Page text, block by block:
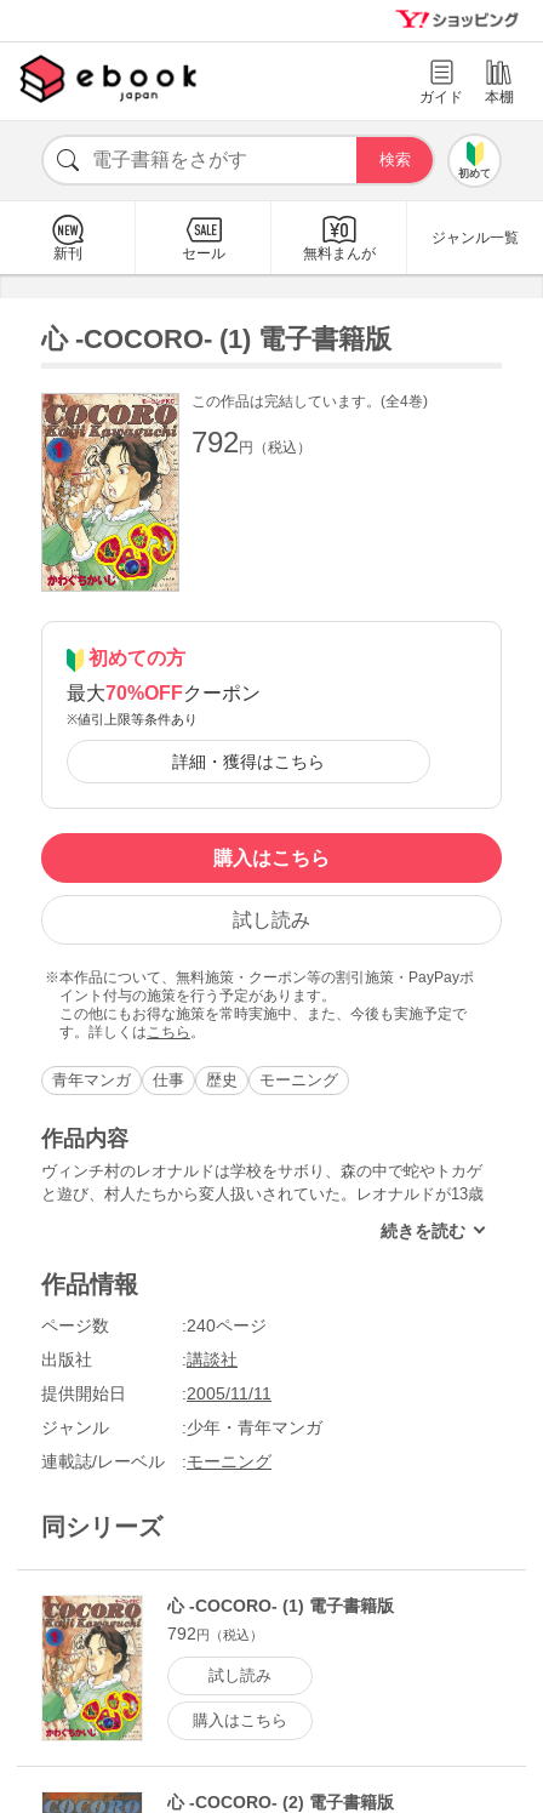
ガイド 本棚
初めて
新刊 セール 無料まんが
ジャンル一覧
心 -COCORO- (1) 電子書籍版
この作品は完結しています。(全4巻)
792 円（税込）
初めての方
最大70%OFFクーポン
※値引上限等条件あり
詳細・獲得はこちら
購入はこちら
試し読み
本作品について、無料施策・クーポン等の割引施策・PayPayポ
イント付与の施策を行う予定があります。
この他にもお得な施策を常時実施中、また、今後も実施予定で
す。詳しくは こちら 。
青年マンガ 仕事 歴史 モーニング
作品内容
ヴィンチ村のレオナルドは学校をサボり、森の中で蛇やトカゲ
と遊び、村人たちから変人扱いされていた。レオナルドが13歳
である父は、レオナルドに自分の仕事を継がせようとしていた
知り、芸術家への道を歩ませようとする。天才レオナルド・
作品情報
ページ数
240ページ
出版社
講談社
提供開始日
2005/11/11
ジャンル
少年・青年マンガ
連載誌/レーベル
モーニング
同シリーズ
心 -COCORO- (1) 電子書籍版
792円（税込）
試し読み
購入はこちら
心 -COCORO- (2) 電子書籍版